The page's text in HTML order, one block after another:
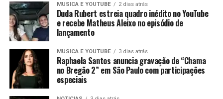
MUSICA E YOUTUBE 2 dias atrás
Duda Rubert estreia quadro inédito no YouTube
e recebe Matheus Aleixo no episódio de
lançamento
MUSICA E YOUTUBE 3 dias atrás
Raphaela Santos anuncia gravação de “Chama
no Bregão 2” em São Paulo com participações
especiais